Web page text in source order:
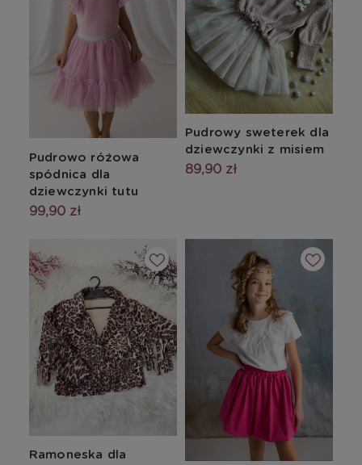
Pudrowo różowa
spódnica dla
dziewczynki tutu
99,90 zł
Pudrowy sweterek dla
dziewczynki z misiem
89,90 zł
Ramoneska dla